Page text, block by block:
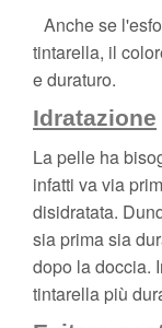
Anche se
tintarella, il
e duraturo.
Idratazione
La pelle ha
infatti va via
disidratata.
sia prima sia
dopo la doccia.
tintarella più